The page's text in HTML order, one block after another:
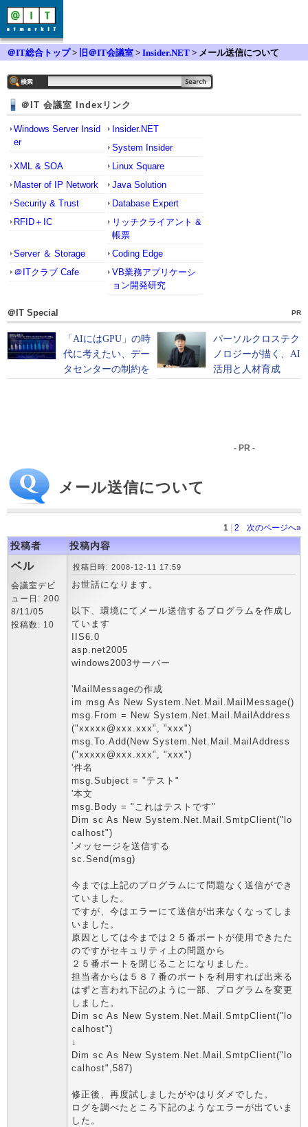
＠IT総合トップ> 旧＠IT会議室 > Insider.NET > メール送信について
＠IT 会議室 Indexリンク
Windows Server Insid
er
Insider.NET
System Insider
XML & SOA
Linux Square
Master of IP Network
Java Solution
Security & Trust
Database Expert
RFID＋IC
リッチクライアント &
帳票
Server ＆ Storage
Coding Edge
＠ITクラブ Cafe
VB業務アプリケーシ
ョン開発研究
＠IT Special PR
- PR -
メール送信について
1 2 次のページへ»
投稿者 投稿内容
ベル
会議室デビ
ュー日: 200
8/11/05
投稿数: 10
投稿日時: 2008-12-11 17:59
お世話になります。
以下、環境にてメール送信するプログラムを作成し
ています
IIS6.0
asp.net2005
windows2003サーバー
'MailMessageの作成
im msg As New System.Net.Mail.MailMessage()
msg.From = New System.Net.Mail.MailAddress
("xxxxx@xxx.xxx", "xxx")
msg.To.Add(New System.Net.Mail.MailAddress
("xxxxx@xxx.xxx", "xxx")
'件名
msg.Subject = "テスト"
'本文
msg.Body = "これはテストです"
Dim sc As New System.Net.Mail.SmtpClient("lo
calhost")
'メッセージを送信する
sc.Send(msg)
今までは上記のプログラムにて問題なく送信ができ
ていました。
ですが、今はエラーにて送信が出来なくなってしま
いました。
原因としては今までは２５番ポートが使用できたた
のですがセキュリティ上の問題から
２５番ポートを閉じることになりました。
担当者からは５８７番のポートを利用すれば出来る
はずと言われ下記のように一部、プログラムを変更
しました。
Dim sc As New System.Net.Mail.SmtpClient("lo
calhost")
↓
Dim sc As New System.Net.Mail.SmtpClient("lo
calhost",587)
修正後、再度試しましたがやはりダメでした。
ログを調べたところ下記のようなエラーが出ていま
した。